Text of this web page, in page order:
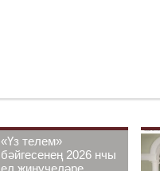
«Үз телем»
бәйгесенең 2026 нчы
ел җиңүчеләре